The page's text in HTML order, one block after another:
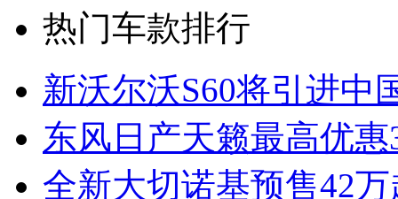
热门车款排行
新沃尔沃S60将引进中
东风日产天籁最高优
全新大切诺基预售42